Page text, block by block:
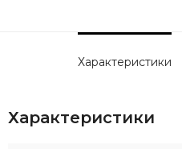
Характеристики
Характеристики